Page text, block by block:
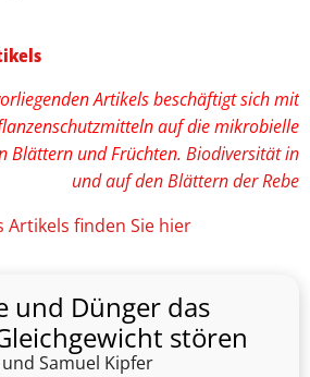
Artikels beschäftigt sich mit
auf die mikrobielle
Blättern und Früchten. Biodiversität in
und auf den Blättern der Rebe
finden Sie hier
und Dünger das
stören
Samuel Kipfer